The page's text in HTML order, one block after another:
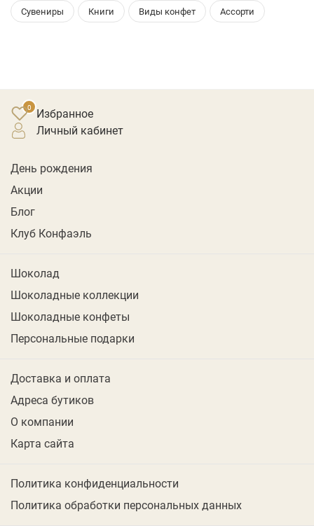
Сувениры Книги Виды конфет Ассорти
Избранное
личный кабинет
День рождения
Акции
Блог
Клуб Конфаэль
Шоколад
Шоколадные коллекции
Шоколадные конфеты
Персональные подарки
Доставка и оплата
Адреса бутиков
О компании
Карта сайта
Политика конфиденциальности
Политика обработки персональных данных